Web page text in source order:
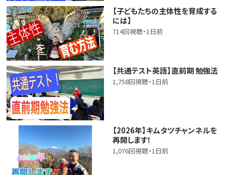
【子どもたちの主体性を育成する
には】
714回視聴・1日前
【共通テスト英語】直前期 勉強法
1,758回視聴・1日前
【2026年】キムタツチャンネルを
再開します！
1,076回視聴・1日前